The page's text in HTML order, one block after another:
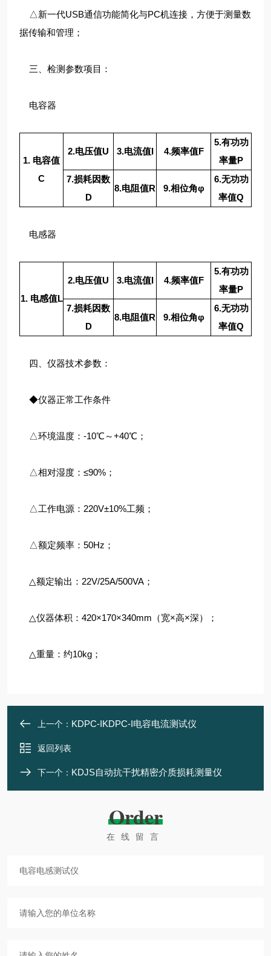
△新一代USB通信功能简化与PC机连接，方便于测量数
据传输和管理；
三、检测参数项目：
电容器
1. 电容值
C
2.电压值U 3.电流值I 4.频率值F
5.有功功
率量P
7.损耗因数
D
8.电阻值R 9.相位角φ
6.无功功
率值Q
电感器
1. 电感值L
2.电压值U 3.电流值I 4.频率值F
5.有功功
率量P
7.损耗因数
D
8.电阻值R 9.相位角φ
6.无功功
率值Q
四、仪器技术参数：
◆仪器正常工作条件
△环境温度：-10℃～+40℃；
△相对湿度：≤90%；
△工作电源：220V±10%工频；
△额定频率：50Hz；
△额定输出：22V/25A/500VA；
△仪器体积：420×170×340mm（宽×高×深）；
△重量：约10kg；
上一个： KDPC-IKDPC-I电容电流测试仪
返回列表
下一个： KDJS自动抗干扰精密介质损耗测量仪
Order
在线留言